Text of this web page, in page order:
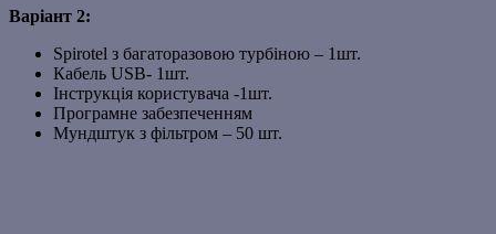
Варіант 2:
Spirotel з багаторазовою турбіною – 1шт.
Кабель USB- 1шт.
Інструкція користувача -1шт.
Програмне забезпеченням
Мундштук з фільтром – 50 шт.